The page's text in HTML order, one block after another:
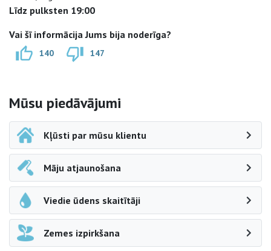
Līdz pulksten 19:00
Vai šī informācija Jums bija noderīga?
140 147
Sāna navigācija
Mūsu piedāvājumi
Kļūsti par mūsu klientu
Māju atjaunošana
Viedie ūdens skaitītāji
Zemes izpirkšana